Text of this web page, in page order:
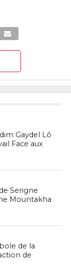
Gaydel Lô
Face aux
Serigne
Mountakha
de la
de